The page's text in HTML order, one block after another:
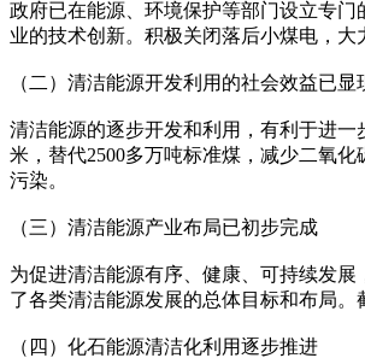
政府已在能源、环境保护等部门设立专
业的技术创新。积极关闭落后小煤电，
（二）清洁能源开发利用的社会效益已显
清洁能源的逐步开发和利用，有利于进
米，替代2500多万吨标准煤，减少二氧
污染。
（三）清洁能源产业布局已初步完成
为促进清洁能源有序、健康、可持续发展
了各类清洁能源发展的总体目标和布局。
（四）化石能源清洁化利用逐步推进